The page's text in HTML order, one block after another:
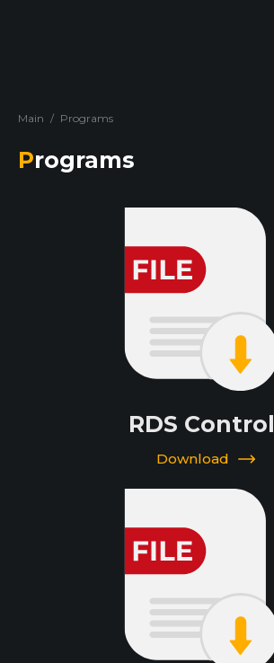
Main / Programs
Programs
RDS Control
Download